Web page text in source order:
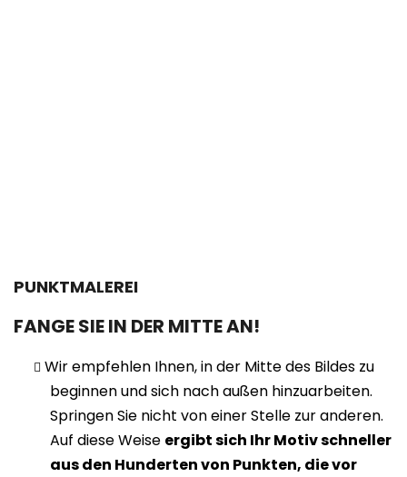
PUNKTMALEREI
FANGE SIE IN DER MITTE AN!
Wir empfehlen Ihnen, in der Mitte des Bildes zu
beginnen und sich nach außen hinzuarbeiten.
Springen Sie nicht von einer Stelle zur anderen.
Auf diese Weise ergibt sich Ihr Motiv schneller
aus den Hunderten von Punkten, die vor